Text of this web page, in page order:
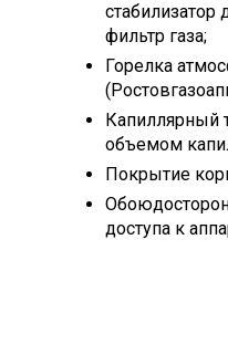
стабилизатор
фильтр газа;
Горелка
Капиллярный
объемом
Покрытие
доступа к